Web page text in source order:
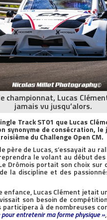
championnat, Lucas
jamais vu jusqu’alors.
Track ST01 que Lucas
synonyme de consécration,
du Challenge Open CM.
père de Lucas, s’essayait au
le volant au début
Drômois portait son choix sur
la discipline et des
enfance, Lucas Clément
son besoin de
participera à de nombreuses
entretenir ma forme physique »